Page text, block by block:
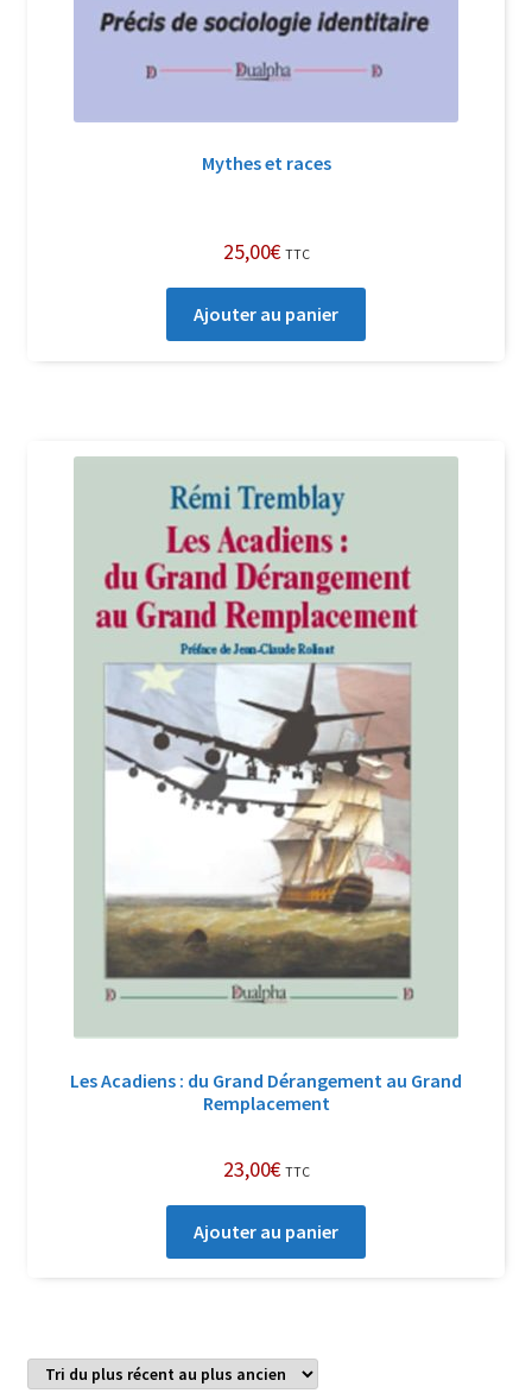
Mythes et races
25,00€ TTC
Ajouter au panier
Les Acadiens : du Grand Dérangement au Grand
Remplacement
23,00€ TTC
Ajouter au panier